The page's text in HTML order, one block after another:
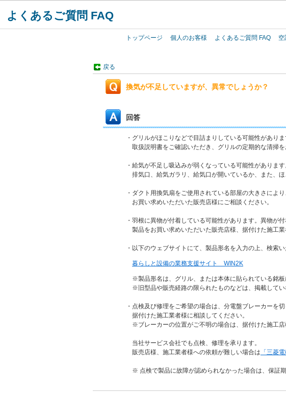
よくあるご質問 FAQ
トップページ 個人のお客様 よくあるご質問 FAQ 空
戻る
換気が不足していますが、異常でしょうか？
回答
・グリルがほこりなどで目詰まりしている可能性がありま
取扱説明書をご確認いただき、グリルの定期的な清掃を
・給気が不足し吸込みが弱くなっている可能性があります
排気口、給気ガラリ、給気口が開いているか、また、ほ
・ダクト用換気扇をご使用されている部屋の大きさによ
お買い求めいただいた販売店様にご相談ください。
・羽根に異物が付着している可能性があります。異物が
製品をお買い求めいただいた販売店様、据付けた施工業
・以下のウェブサイトにて、製品形名を入力の上、検索
暮らしと設備の業務支援サイト WIN2K
※製品形名は、グリル、または本体に貼られている銘板
※旧型品や販売経路の限られたものなどは、掲載してい
・点検及び修理をご希望の場合は、分電盤ブレーカーを
据付けた施工業者様に相談してください。
※ブレーカーの位置がご不明の場合は、据付けた施工店
当社サービス会社でも点検、修理を承ります。
販売店様、施工業者様への依頼が難しい場合は 「三菱
※ 点検で製品に故障が認められなかった場合は、保証